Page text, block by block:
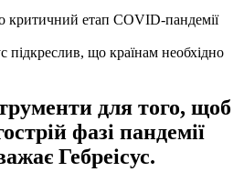
підкреслив, що країнам необхідно
для того, щоб
фазі пандемії
Гебреісус.